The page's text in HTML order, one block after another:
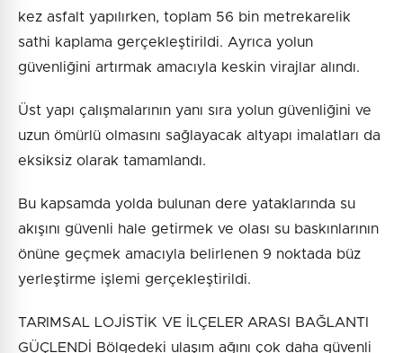
kez asfalt yapılırken, toplam 56 bin metrekarelik
sathi kaplama gerçekleştirildi. Ayrıca yolun
güvenliğini artırmak amacıyla keskin virajlar alındı.
Üst yapı çalışmalarının yanı sıra yolun güvenliğini ve
uzun ömürlü olmasını sağlayacak altyapı imalatları da
eksiksiz olarak tamamlandı.
Bu kapsamda yolda bulunan dere yataklarında su
akışını güvenli hale getirmek ve olası su baskınlarının
önüne geçmek amacıyla belirlenen 9 noktada büz
yerleştirme işlemi gerçekleştirildi.
TARIMSAL LOJİSTİK VE İLÇELER ARASI BAĞLANTI
GÜÇLENDİ Bölgedeki ulaşım ağını çok daha güvenli